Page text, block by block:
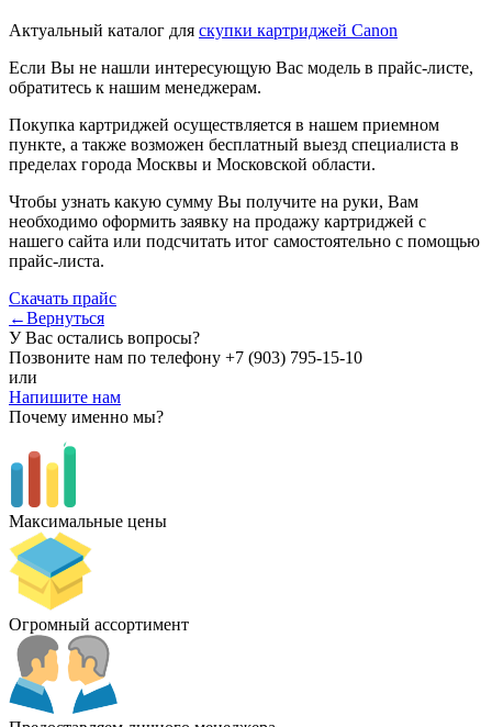
Актуальный каталог для скупки картриджей Canon
Если Вы не нашли интересующую Вас модель в прайс-листе,
обратитесь к нашим менеджерам.
Покупка картриджей осуществляется в нашем приемном
пункте, а также возможен бесплатный выезд специалиста в
пределах города Москвы и Московской области.
Чтобы узнать какую сумму Вы получите на руки, Вам
необходимо оформить заявку на продажу картриджей с
нашего сайта или подсчитать итог самостоятельно с помощью
прайс-листа.
Скачать прайс
←Вернуться
У Вас остались вопросы?
Позвоните нам по телефону +7 (903) 795-15-10
или
Напишите нам
Почему именно мы?
Максимальные цены
Огромный ассортимент